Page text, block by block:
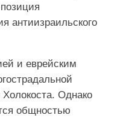
антиизраильского
и еврейским
Однако
общностью